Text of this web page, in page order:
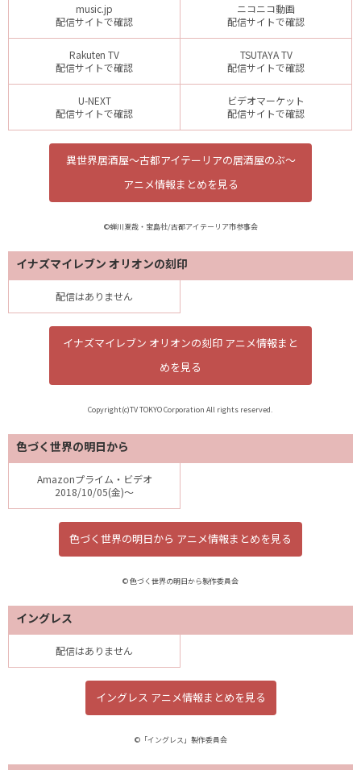
music.jp
配信サイトで確認
ニコニコ動画
配信サイトで確認
Rakuten TV
配信サイトで確認
TSUTAYA TV
配信サイトで確認
U-NEXT
配信サイトで確認
ビデオマーケット
配信サイトで確認
異世界居酒屋～古都アイテーリアの居酒屋のぶ～
アニメ情報まとめを見る
©蝉川夏哉・宝島社/古都アイテーリア市参事会
イナズマイレブン オリオンの刻印
配信はありません
イナズマイレブン オリオンの刻印 アニメ情報まと
めを見る
Copyright(c)TV TOKYO Corporation All rights reserved.
色づく世界の明日から
Amazonプライム・ビデオ
2018/10/05(金)～
色づく世界の明日から アニメ情報まとめを見る
© 色づく世界の明日から製作委員会
イングレス
配信はありません
イングレス アニメ情報まとめを見る
©「イングレス」製作委員会